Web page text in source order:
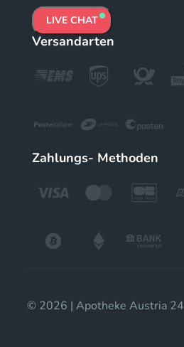
LIVE CHAT
Versandarten
Zahlungs- Methoden
© 2026 | Apotheke Austria 24